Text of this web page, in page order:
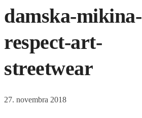
damska-mikina-
respect-art-
streetwear
27. novembra 2018